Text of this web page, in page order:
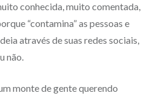
conhecida, muito comentada,
“contamina” as pessoas e
através de suas redes sociais,
não.
monte de gente querendo